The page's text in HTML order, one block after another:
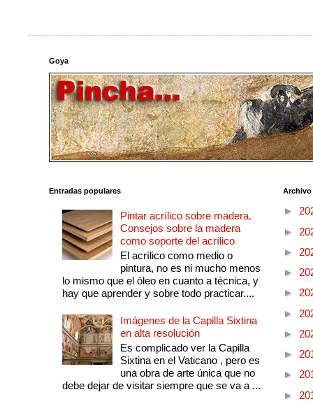
Goya
Entradas populares
Pintar acrílico sobre madera.
Consejos sobre la madera
como soporte del acrílico
El acrílico como medio o
pintura, no es ni mucho menos
lo mismo que el óleo en cuanto a técnica, y
hay que aprender y sobre todo practicar....
Imágenes de la Capilla Sixtina
en alta resolución
Es complicado ver la Capilla
Sixtina en el Vaticano , pero es
una obra de arte única que no
debe dejar de visitar siempre que se va a ...
►
►
►
►
►
►
►
►
►
►